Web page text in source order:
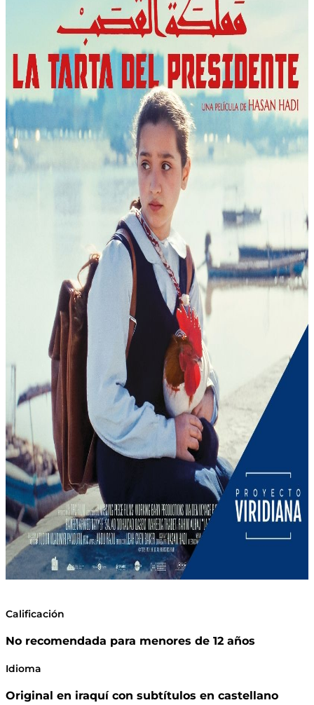
Calificación
No recomendada para menores de 12 años
Idioma
Original en iraquí con subtítulos en castellano